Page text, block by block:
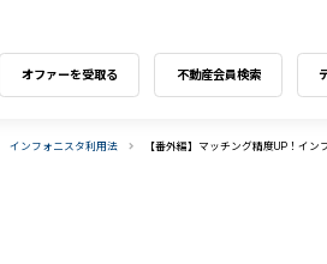
オファーを受取る 不動産会員検索
インフォニスタ利用法 【番外編】マッチング精度UP！イ